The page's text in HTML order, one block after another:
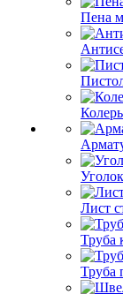
Пена
Уголок
Лист
Труба
Труба